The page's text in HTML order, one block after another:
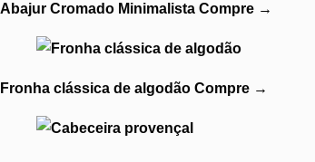
Abajur Cromado Minimalista Compre →
Fronha clássica de algodão Compre →